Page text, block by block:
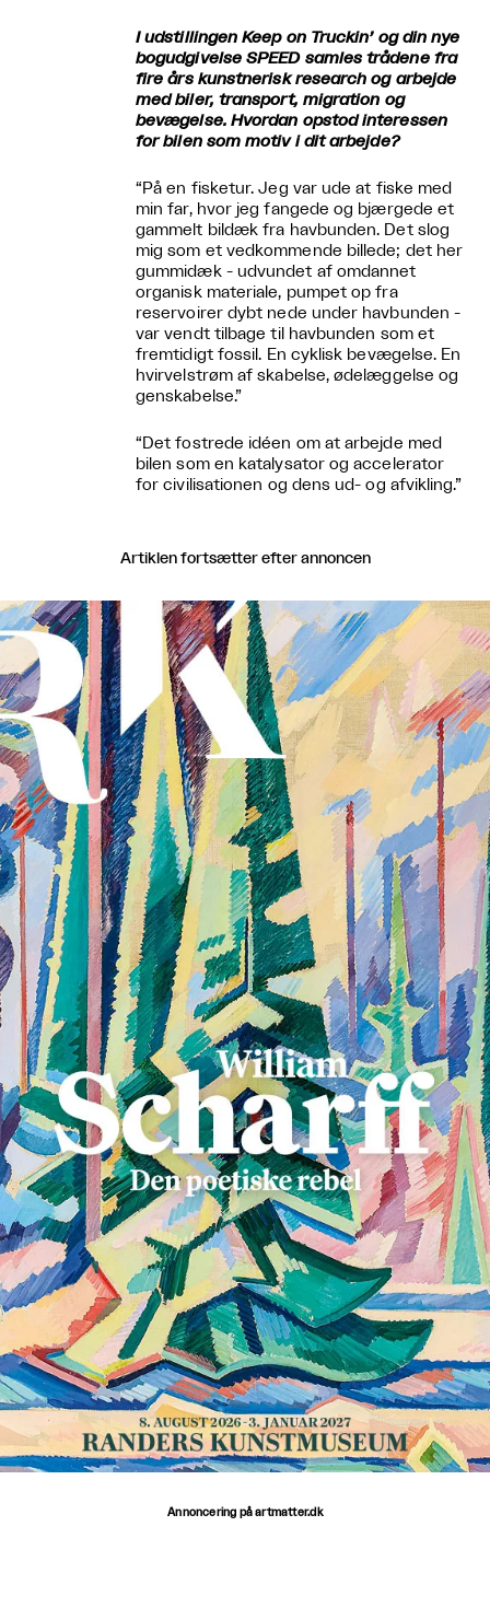
I udstillingen Keep on Truckin’ og din nye
bogudgivelse SPEED samles trådene fra
fire års kunstnerisk research og arbejde
med biler, transport, migration og
bevægelse. Hvordan opstod interessen
for bilen som motiv i dit arbejde?
“På en fisketur. Jeg var ude at fiske med
min far, hvor jeg fangede og bjærgede et
gammelt bildæk fra havbunden. Det slog
mig som et vedkommende billede; det her
gummidæk - udvundet af omdannet
organisk materiale, pumpet op fra
reservoirer dybt nede under havbunden -
var vendt tilbage til havbunden som et
fremtidigt fossil. En cyklisk bevægelse. En
hvirvelstrøm af skabelse, ødelæggelse og
genskabelse.”
“Det fostrede idéen om at arbejde med
bilen som en katalysator og accelerator
for civilisationen og dens ud- og afvikling.”
Artiklen fortsætter efter annoncen
Annoncering på artmatter.dk